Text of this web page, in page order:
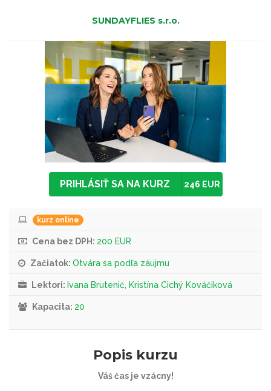
SUNDAYFLIES s.r.o.
PRIHLÁSIŤ SA NA KURZ 246 EUR
kurz online
Cena bez DPH: 200 EUR
Začiatok: Otvára sa podľa záujmu
Lektori: Ivana Brutenič, Kristína Cichý Kováčiková
Kapacita: 20
Popis kurzu
Váš čas je vzácny!